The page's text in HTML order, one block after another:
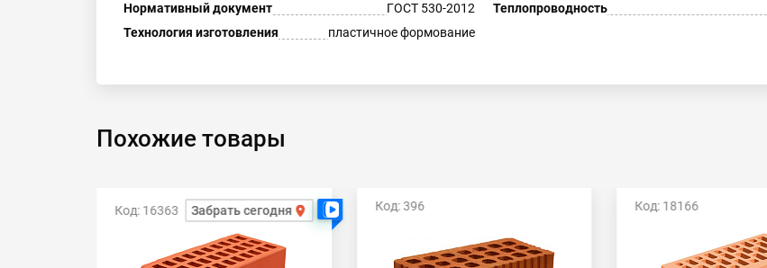
Нормативный документ
ГОСТ 530-2012 Теплопроводность
Технология изготовления
пластичное формование
Похожие товары
Есть видеоКод: 16363 Забрать сегодня Есть видеоКод: 396 Код: 18166